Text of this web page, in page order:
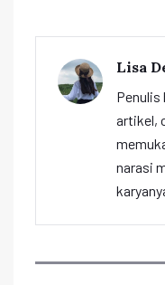
Lisa
artikel,
narasi